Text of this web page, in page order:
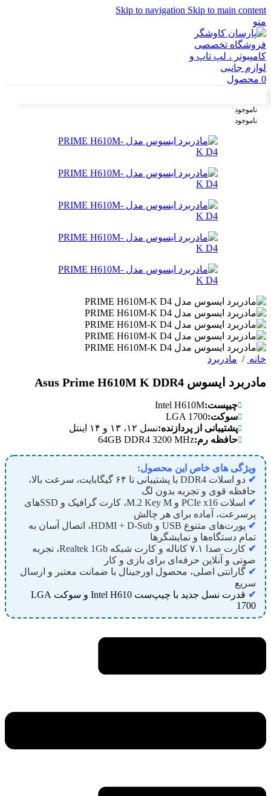
Skip to navigation Skip to main content
منو
0 محصول
ناموجود
ناموجود
خانه / مادربرد
مادربرد ایسوس Asus Prime H610M K DDR4
چیپست:Intel H610M
سوکت:LGA 1700
پشتیبانی از پردازنده:نسل ۱۲، ۱۳ و ۱۴ اینتل
حافظه رم:64GB DDR4 3200 MHz
ویژگی های خاص این محصول:
✔
دو اسلات DDR4 با پشتیبانی تا ۶۴ گیگابایت، سرعت بالا،
حافظه قوی و تجربه بدون لگ
✔
اسلات PCIe x16 و M.2 Key M، کارت گرافیک و SSDهای
پرسرعت، آماده برای هر چالش
✔
پورت‌های متنوع USB و HDMI + D-Sub، اتصال آسان به
تمام دستگاه‌ها و نمایشگرها
✔
کارت صدا ۷.۱ کاناله و کارت شبکه Realtek 1Gb، تجربه
صوتی و آنلاین حرفه‌ای برای بازی و کار
✔ گارانتی اصلی، محصول اورجینال با ضمانت معتبر و ارسال
سریع
✔
قدرت نسل جدید با چیپ‌ست Intel H610 و سوکت LGA
1700